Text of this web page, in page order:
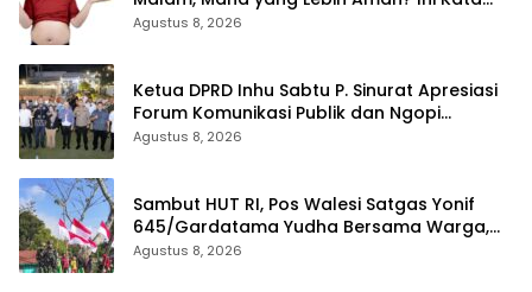
Dokter
Agustus 8, 2026
Ketua DPRD Inhu Sabtu P. Sinurat Apresiasi
Forum Komunikasi Publik dan Ngopi
Bersama Kejari Inhu
Agustus 8, 2026
Sambut HUT RI, Pos Walesi Satgas Yonif
645/Gardatama Yudha Bersama Warga,
Kibarkan Merah Putih di Bukit Walesi
Agustus 8, 2026